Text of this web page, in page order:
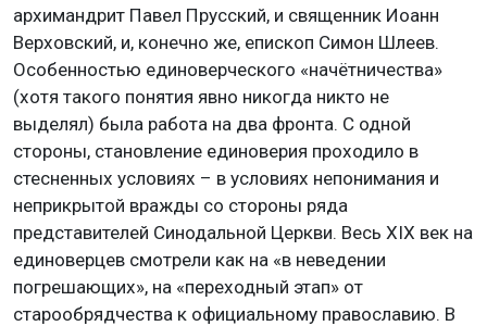
архимандрит Павел Прусский, и священник Иоанн
Верховский, и, конечно же, епископ Симон Шлеев.
Особенностью единоверческого «начётничества»
(хотя такого понятия явно никогда никто не
выделял) была работа на два фронта. С одной
стороны, становление единоверия проходило в
стесненных условиях – в условиях непонимания и
неприкрытой вражды со стороны ряда
представителей Синодальной Церкви. Весь XIX век на
единоверцев смотрели как на «в неведении
погрешающих», на «переходный этап» от
старообрядчества к официальному православию. В